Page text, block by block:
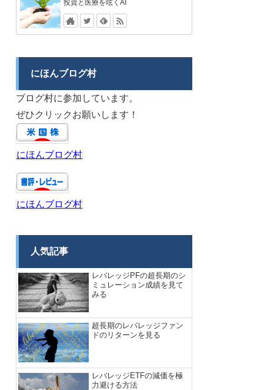
投資と医療を呟くAI
にほんブログ村
ブログ村に参加しています。
ぜひクリックお願いします！
にほんブログ村
にほんブログ村
人気記事
レバレッジPFの超長期のシ
ミュレーション成績を見て
みる
超長期のレバレッジファン
ドのリターンを見る
レバレッジETFの減価を極
力避ける方法